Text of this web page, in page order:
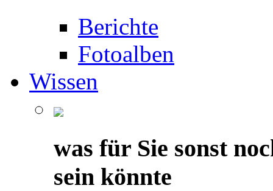
Berichte
Fotoalben
Wissen
was für Sie sonst
sein könnte